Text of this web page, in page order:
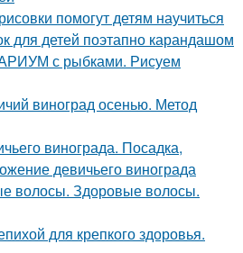
помогут детям научиться
для детей поэтапно карандашом
с рыбками. Рисуем
виноград осенью. Метод
винограда. Посадка,
девичьего винограда
волосы. Здоровые волосы.
для крепкого здоровья.